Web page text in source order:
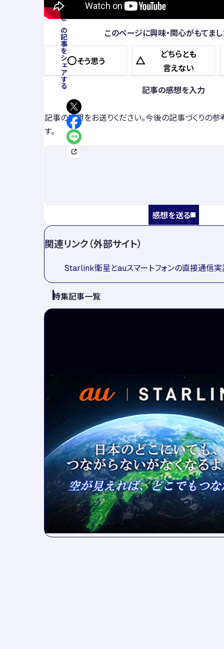
この記事をシェアする このページに興味・関心がもてまし
そう思う
どちらとも
言えない
記事の感想を入力
記事の感想をお送りください。今後の記事づくりの
す。
感想を送る
関連リンク（外部サイト）
Starlink衛星とauスマートフォンの直接通信
特集記事一覧